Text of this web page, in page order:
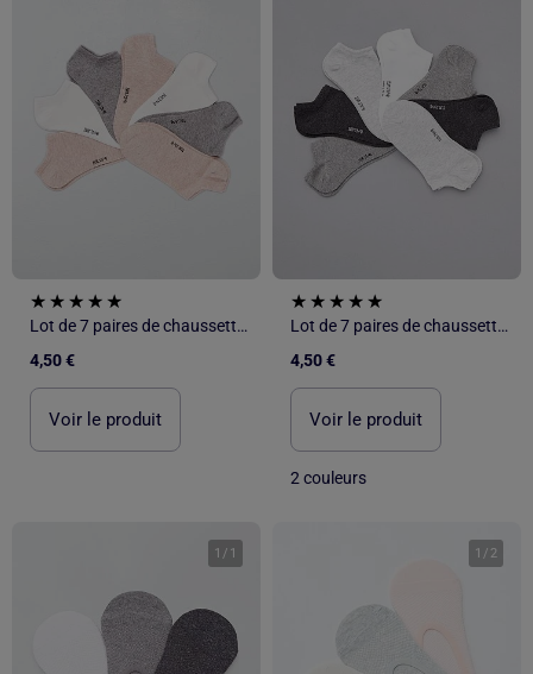
Lot de 7 paires de chaussettes invisibles
4,50 €
Voir le produit
Lot de 7 paires de chaussettes invisibles
4,50 €
Voir le produit
2 couleurs
1 / 1 1 / 2